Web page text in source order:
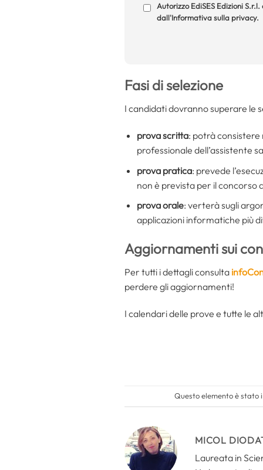
Autorizzo EdiSES Edizioni
dall'Informativa sulla privacy.
Fasi di selezione
I candidati dovranno superare le
prova scritta: potrà consistere
professionale dell’assistente
prova pratica: prevede
non è prevista per il concorso
prova orale: verterà sugli
applicazioni informatiche più
Aggiornamenti sui
Per tutti i dettagli consulta
perdere gli aggiornamenti!
I calendari delle prove e tutte le
Questo elemento è stato
MICOL
Laureata in